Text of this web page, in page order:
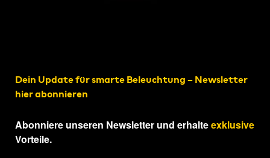
Dein Update für smarte Beleuchtung – Newsletter
hier abonnieren
Abonniere unseren Newsletter und erhalteexklusive
Vorteile.